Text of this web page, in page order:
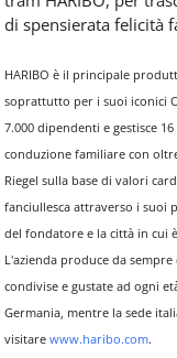
di spensierata felicità
HARIBO è il principale
soprattutto per i suoi iconici
7.000 dipendenti e gestisce
conduzione familiare con
Riegel sulla base di valori
fanciullesca attraverso i suoi
del fondatore e la città in cui
L'azienda produce da
condivise e gustate ad ogni
Germania, mentre la sede
visitare www.haribo.com.